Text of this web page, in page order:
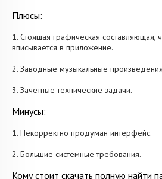
Плюсы:
1. Стоящая графическая составляющая,
вписывается в приложение.
2. Заводные музыкальные
3. Зачетные технические задачи.
Минусы:
1. Некорректно продуман интерфейс.
2. Большие системные требования.
Кому стоит скачать полную найти